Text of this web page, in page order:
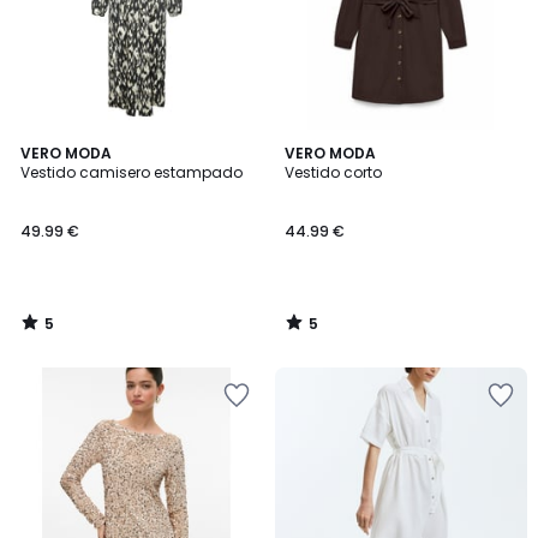
VERO MODA
Vestido camisero estampado
49.99 €
5
/
5
/
VERO MODA
Vestido corto
44.99 €
5
/
5
/